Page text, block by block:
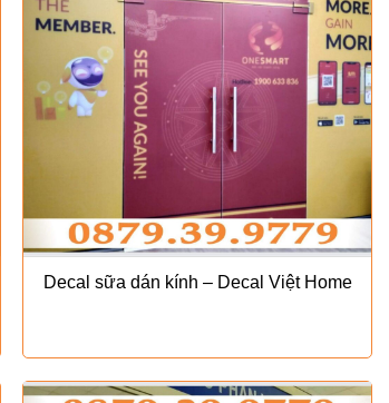
Decal sữa dán kính – Decal Việt Home